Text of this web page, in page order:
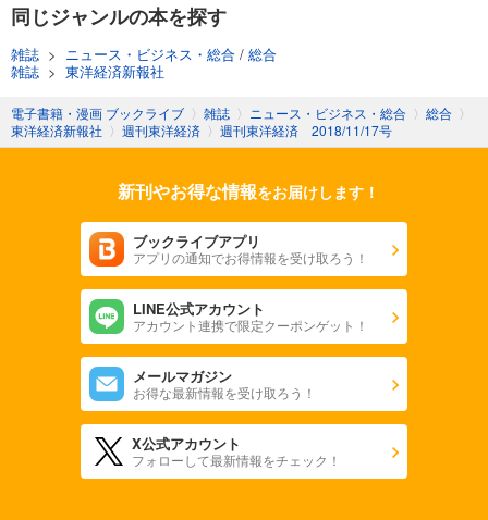
あらすじを表示する
週刊東洋経済 2025/11/1号
880円 (税込)
カート
あらすじを表示する
週刊東洋経済 2025/10/25号
880円 (税込)
あらすじを表示する
週刊東洋経済 2025年10/11・10/18合併号
880円 (税込)
同じジャンルの本を探す
雑誌 > ニュース・ビジネス・総合 / 総合
雑誌 > 東洋経済新報社
電子書籍・漫画 ブックライブ 〉 雑誌 〉 ニュース・ビジネス・総合 〉 総合 〉
東洋経済新報社 〉 週刊東洋経済 〉 週刊東洋経済 2018/11/17号
新刊やお得な情報をお届けします！
ブックライブアプリ
アプリの通知でお得情報を受け取ろう！
LINE公式アカウント
アカウント連携で限定クーポンゲット！
メールマガジン
お得な最新情報を受け取ろう！
X公式アカウント
フォローして最新情報をチェック！